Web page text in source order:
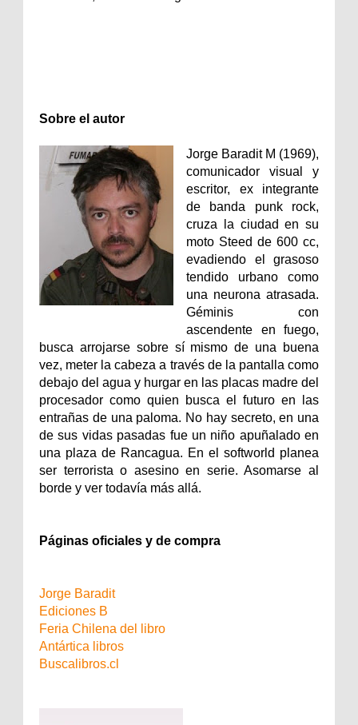
Sobre el autor
Jorge Baradit M (1969),
comunicador visual y
escritor, ex integrante
de banda punk rock,
cruza la ciudad en su
moto Steed de 600 cc,
evadiendo el grasoso
tendido urbano como
una neurona atrasada.
Géminis con
ascendente en fuego,
busca arrojarse sobre sí mismo de una buena
vez, meter la cabeza a través de la pantalla como
debajo del agua y hurgar en las placas madre del
procesador como quien busca el futuro en las
entrañas de una paloma. No hay secreto, en una
de sus vidas pasadas fue un niño apuñalado en
una plaza de Rancagua. En el softworld planea
ser terrorista o asesino en serie. Asomarse al
borde y ver todavía más allá.
Páginas oficiales y de compra
Jorge Baradit
Ediciones B
Feria Chilena del libro
Antártica libros
Buscalibros.cl